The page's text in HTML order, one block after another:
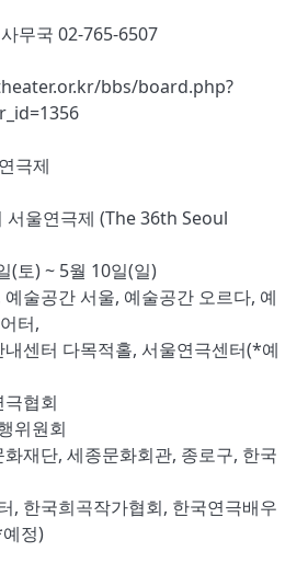
무국 02-765-6507
bbs/board.php?
극제
서울연극제 (The 36th Seoul
(토) ~ 5월 10일(일)
술공간 서울, 예술공간 오르다, 예
터,
센터 다목적홀, 서울연극센터(*예
협회
위원회
재단, 세종문화회관, 종로구, 한국
, 한국희곡작가협회, 한국연극배우
정)